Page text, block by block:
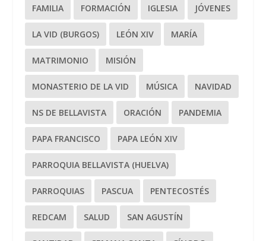
FAMILIA FORMACIÓN IGLESIA JÓVENES
LA VID (BURGOS) LEÓN XIV MARÍA
MATRIMONIO MISIÓN
MONASTERIO DE LA VID MÚSICA NAVIDAD
NS DE BELLAVISTA ORACIÓN PANDEMIA
PAPA FRANCISCO PAPA LEÓN XIV
PARROQUIA BELLAVISTA (HUELVA)
PARROQUIAS PASCUA PENTECOSTÉS
REDCAM SALUD SAN AGUSTÍN